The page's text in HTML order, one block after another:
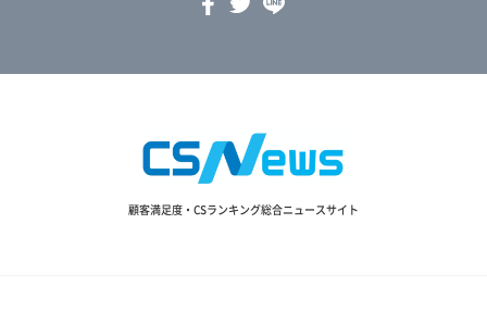
顧客満足度・CSランキング総合ニュースサイト